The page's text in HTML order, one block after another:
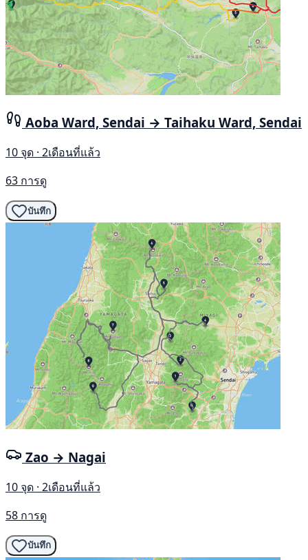
Aoba Ward, Sendai → Taihaku Ward, Sendai
10 จุด · 2เดือนที่แล้ว
63 การดู
บันทึก
Zao → Nagai
10 จุด · 2เดือนที่แล้ว
58 การดู
บันทึก